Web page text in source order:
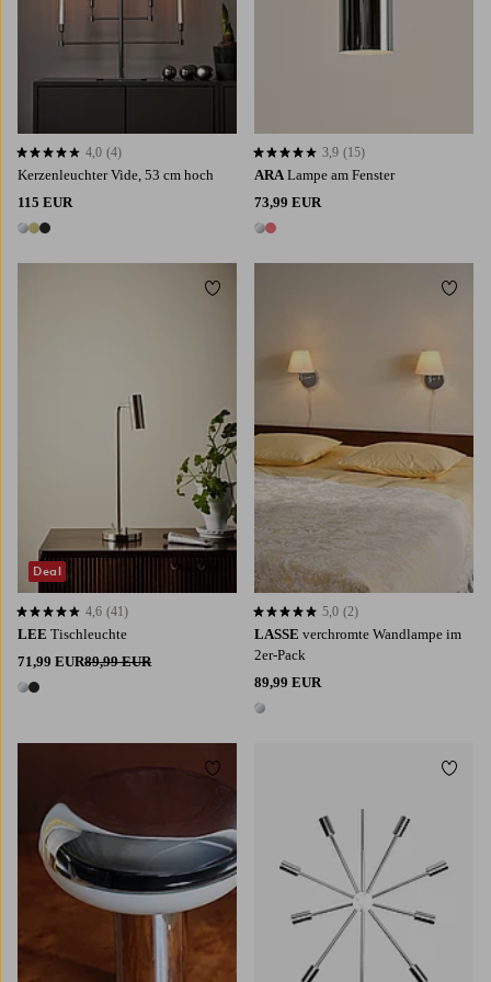
Kerzenleuchter Vide, 53 cm hoch
115 EUR
3 Farben
4,0 basierend auf 4 Bewertungen
4,0 (4)
ARA Lampe am Fenster
73,99 EUR
2 Farben
3,9 basierend auf 15 Bewertungen
3,9 (15)
LEE Tischleuchte
71,99 EUR89,99 EUR
2 Farben
4,6 basierend auf 41 Bewertungen
4,6 (41)
Deal
Zu Favoriten hinzufügen
LASSE verchromte Wandlampe im
2er-Pack
89,99 EUR
1 Farbe
5,0 basierend auf 2 Bewertungen
5,0 (2)
Zu
Zu Favoriten hinzufügen Zu